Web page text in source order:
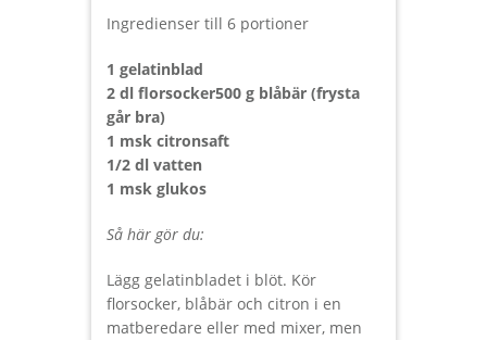
Ingredienser till 6 portioner
1 gelatinblad
2 dl florsocker500 g blåbär (frysta
går bra)
1 msk citronsaft
1/2 dl vatten
1 msk glukos
Så här gör du:
Lägg gelatinbladet i blöt. Kör
florsocker, blåbär och citron i en
matberedare eller med mixer, men